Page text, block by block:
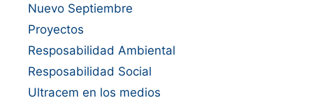
Nuevo Septiembre
Proyectos
Resposabilidad Ambiental
Resposabilidad Social
Ultracem en los medios